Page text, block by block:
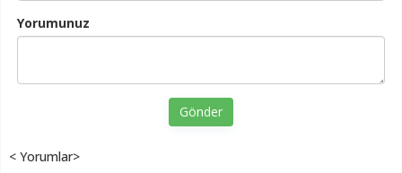
Yorumunuz
Gönder
< Yorumlar>